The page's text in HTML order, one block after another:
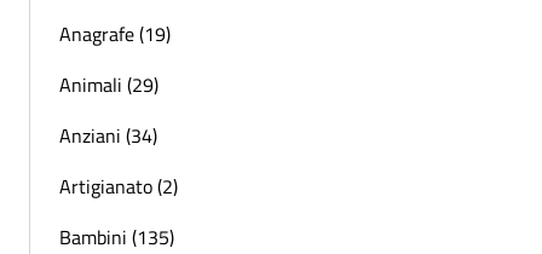
Anagrafe (19)
Animali (29)
Anziani (34)
Artigianato (2)
Bambini (135)